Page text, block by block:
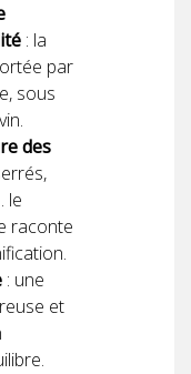
: la
par
sous
des
le
raconte
: une
et